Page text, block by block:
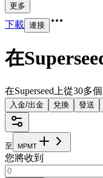
更多
下載 連接
在
在Superseed上從30多
入金/出金 兌換 發送
至 MPMT
您將收到